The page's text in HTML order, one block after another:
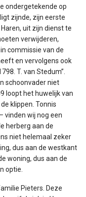
ondergetekende op
zijnde, zijn eerste
uit zijn dienst te
verwijderen,
commissie van de
en vervolgens ook
T. van Stedum”.
schoonvader niet
loopt het huwelijk van
klippen. Tonnis
vinden wij nog een
herberg aan de
niet helemaal zeker
dus aan de westkant
woning, dus aan de
optie.
Pieters. Deze